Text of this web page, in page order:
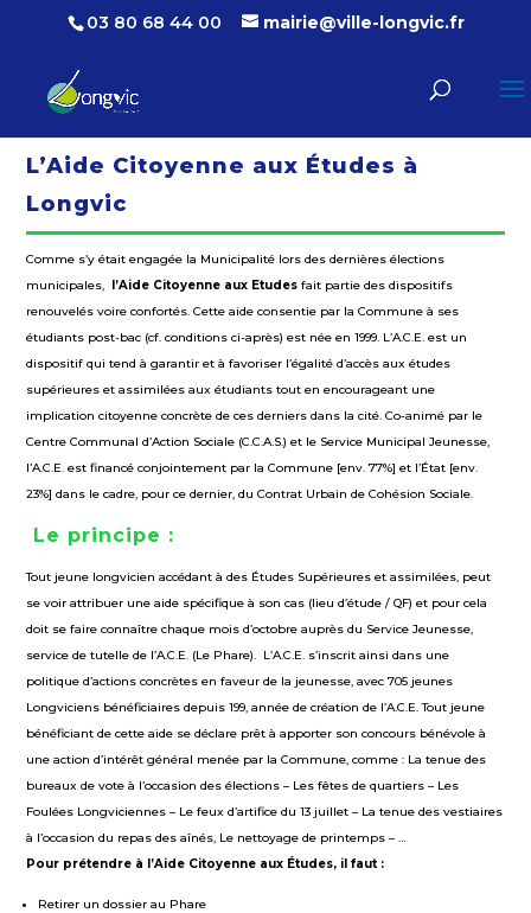
03 80 68 44 00 mairie@ville-longvic.fr
L’Aide Citoyenne aux Études à
Longvic
Comme s’y était engagée la Municipalité lors des dernières élections
municipales, l’Aide Citoyenne aux Etudes fait partie des dispositifs
renouvelés voire confortés. Cette aide consentie par la Commune à ses
étudiants post-bac (cf. conditions ci-après) est née en 1999. L’A.C.E. est un
dispositif qui tend à garantir et à favoriser l’égalité d’accès aux études
supérieures et assimilées aux étudiants tout en encourageant une
implication citoyenne concrète de ces derniers dans la cité. Co-animé par le
Centre Communal d’Action Sociale (C.C.A.S.) et le Service Municipal Jeunesse,
l’A.C.E. est financé conjointement par la Commune [env. 77%] et l’État [env.
23%] dans le cadre, pour ce dernier, du Contrat Urbain de Cohésion Sociale.
Le principe :
Tout jeune longvicien accédant à des Études Supérieures et assimilées, peut
se voir attribuer une aide spécifique à son cas (lieu d’étude / QF) et pour cela
doit se faire connaître chaque mois d’octobre auprès du Service Jeunesse,
service de tutelle de l’A.C.E. (Le Phare). L’A.C.E. s’inscrit ainsi dans une
politique d’actions concrètes en faveur de la jeunesse, avec 705 jeunes
Longviciens bénéficiaires depuis 199, année de création de l’A.C.E. Tout jeune
bénéficiant de cette aide se déclare prêt à apporter son concours bénévole à
une action d’intérêt général menée par la Commune, comme : La tenue des
bureaux de vote à l’occasion des élections – Les fêtes de quartiers – Les
Foulées Longviciennes – Le feux d’artifice du 13 juillet – La tenue des vestiaires
à l’occasion du repas des aînés, Le nettoyage de printemps – …
Pour prétendre à l’Aide Citoyenne aux Études, il faut :
Retirer un dossier au Phare